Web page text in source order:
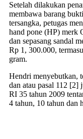
Setelah dilakukan
membawa barang
tersangka, petugas
hand pone (HP) merk
dan sepasang sandal
Rp 1, 300.000,
gram.
Hendri menyebutkan,
dan atau pasal 112 [2]
RI 35 tahun 2009
4 tahun, 10 tahun dan